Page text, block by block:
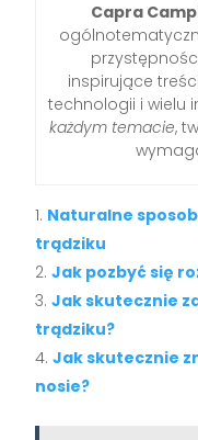
Capra
inspirujące
technologii i wielu
każdym temacie,
Naturalne
trądziku
Jak pozbyć się
Jak skutecznie
trądziku?
Jak skutecznie
nosie?